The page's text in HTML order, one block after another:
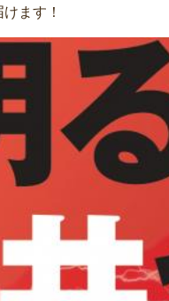
ます！